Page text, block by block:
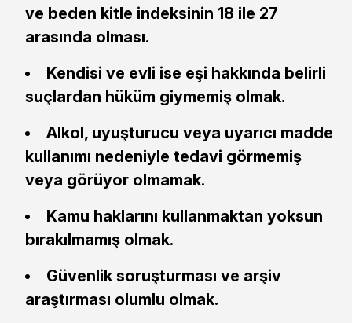
ve beden kitle indeksinin 18 ile 27
arasında olması.
Kendisi ve evli ise eşi hakkında belirli
suçlardan hüküm giymemiş olmak.
Alkol, uyuşturucu veya uyarıcı madde
kullanımı nedeniyle tedavi görmemiş
veya görüyor olmamak.
Kamu haklarını kullanmaktan yoksun
bırakılmamış olmak.
Güvenlik soruşturması ve arşiv
araştırması olumlu olmak.